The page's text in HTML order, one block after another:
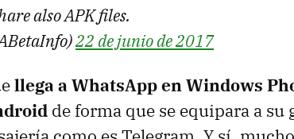
also APK files.
22 de junio de 2017
llega a WhatsApp en Windows
de forma que se equipara a su